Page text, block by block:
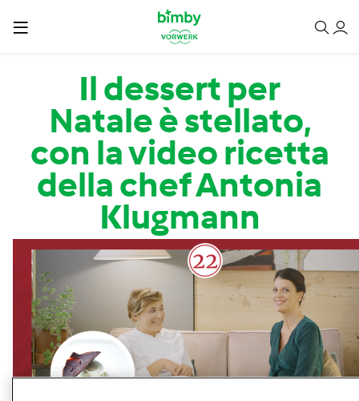
Salta al contenuto principale
Il dessert per
Natale è stellato,
con la video ricetta
della chef Antonia
Klugmann